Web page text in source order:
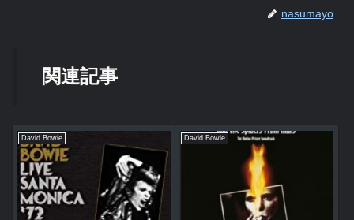
nasumayo
関連記事
David Bowie David Bowie